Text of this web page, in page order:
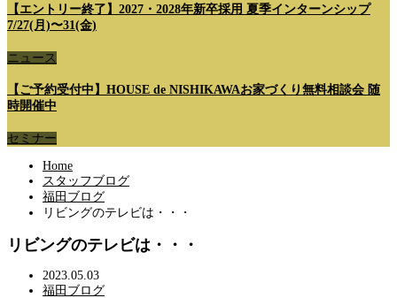
【エントリー終了】2027・2028年新卒採用 夏季インターンシップ
7/27(月)〜31(金)
ニュース
【ご予約受付中】HOUSE de NISHIKAWAお家づくり無料相談会 随
時開催中
セミナー
Home
スタッフブログ
福田ブログ
リビングのテレビは・・・
リビングのテレビは・・・
2023.05.03
福田ブログ